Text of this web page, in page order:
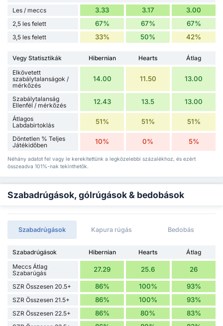
Les / meccs
3.33 3.17 3.00
2,5 les felett 67% 67% 67%
3,5 les felett 33% 50% 42%
Vegy Statisztikák Hibernian Hearts
Átlag
Elkövetett
szabálytalanságok /
mérkőzés
14.00 11.50 13.00
Szabálytalanság
Ellenfél / mérkőzés
12.43 13.5 13.00
Átlagos
Labdabirtoklás
51% 51% 51%
Döntetlen % Teljes
Játékidőben
10% 0% 5%
Néhány adatot fel vagy le kerekítettünk a legközelebbi százalékhoz, és ezért
összeadva 101%-nak tekinthetők.
Szabadrúgások, gólrúgások & bedobások
Szabadrúgások Kapura rúgás Bedobás
Szabadrúgások Hibernian Hearts
Átlag
Meccs Átlag
Szabarúgás
27.29 25.6 26
SZR Összesen 20.5+ 86% 100% 93%
SZR Összesen 21.5+ 86% 100% 93%
SZR Összesen 22.5+ 86% 80% 83%